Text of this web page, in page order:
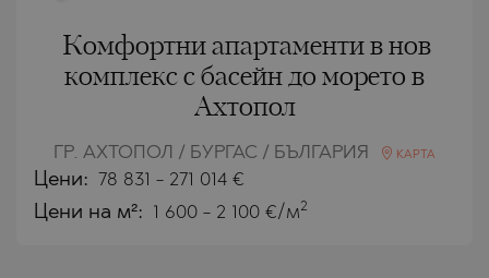
Комфортни апартаменти в нов
комплекс с басейн до морето в
Ахтопол
ГР. АХТОПОЛ / БУРГАС / БЪЛГАРИЯ КАРТА
Цени: 78 831 - 271 014 €
Цени на м²: 1 600 - 2 100 €/м2